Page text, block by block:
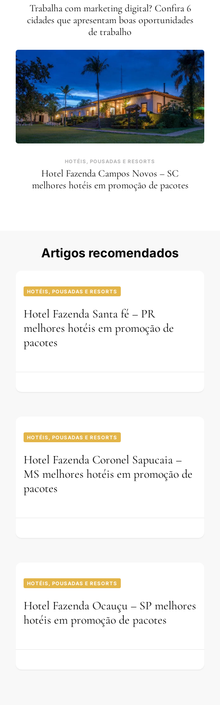
Trabalha com marketing digital? Confira 6
cidades que apresentam boas oportunidades
de trabalho
HOTÉIS, POUSADAS E RESORTS
Hotel Fazenda Campos Novos – SC
melhores hotéis em promoção de pacotes
Artigos recomendados
HOTÉIS, POUSADAS E RESORTS
Hotel Fazenda Santa fé – PR
melhores hotéis em promoção de
pacotes
HOTÉIS, POUSADAS E RESORTS
Hotel Fazenda Coronel Sapucaia –
MS melhores hotéis em promoção de
pacotes
HOTÉIS, POUSADAS E RESORTS
Hotel Fazenda Ocauçu – SP melhores
hotéis em promoção de pacotes